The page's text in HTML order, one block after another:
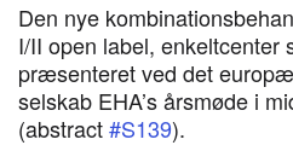
Den nye
I/II open label, enkeltcenter
præsenteret ved det
selskab EHA’s årsmøde i
(abstract#S139).